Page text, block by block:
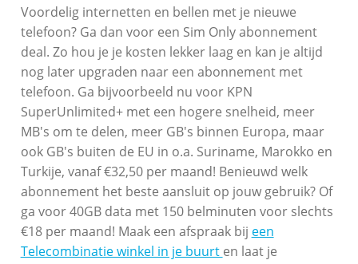
Voordelig internetten en bellen met je nieuwe
telefoon? Ga dan voor een Sim Only abonnement
deal. Zo hou je je kosten lekker laag en kan je altijd
nog later upgraden naar een abonnement met
telefoon. Ga bijvoorbeeld nu voor KPN
SuperUnlimited+ met een hogere snelheid, meer
MB's om te delen, meer GB's binnen Europa, maar
ook GB's buiten de EU in o.a. Suriname, Marokko en
Turkije, vanaf €32,50 per maand! Benieuwd welk
abonnement het beste aansluit op jouw gebruik? Of
ga voor 40GB data met 150 belminuten voor slechts
€18 per maand! Maak een afspraak bij een
Telecombinatie winkel in je buurt en laat je